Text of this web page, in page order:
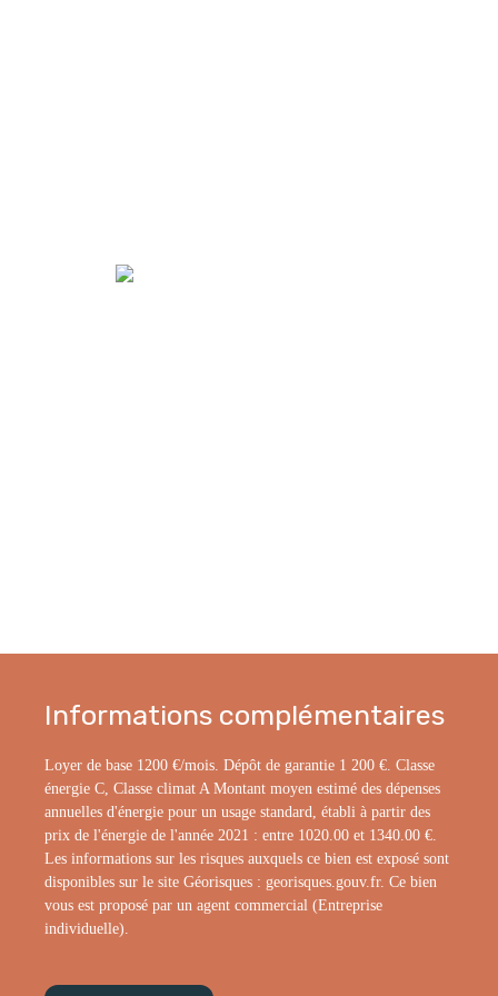
Informations complémentaires
Loyer de base 1200 €/mois. Dépôt de garantie 1 200 €. Classe
énergie C, Classe climat A Montant moyen estimé des dépenses
annuelles d'énergie pour un usage standard, établi à partir des
prix de l'énergie de l'année 2021 : entre 1020.00 et 1340.00 €.
Les informations sur les risques auxquels ce bien est exposé sont
disponibles sur le site Géorisques : georisques.gouv.fr. Ce bien
vous est proposé par un agent commercial (Entreprise
individuelle).